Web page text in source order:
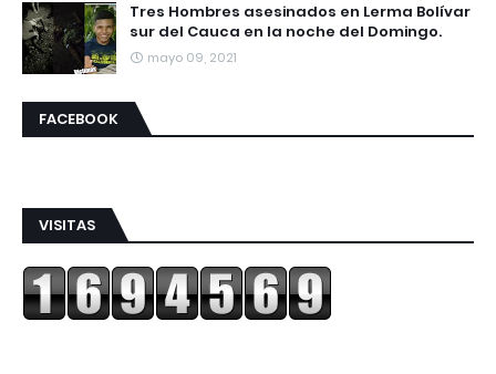
Tres Hombres asesinados en Lerma Bolívar
sur del Cauca en la noche del Domingo.
mayo 09, 2021
FACEBOOK
VISITAS